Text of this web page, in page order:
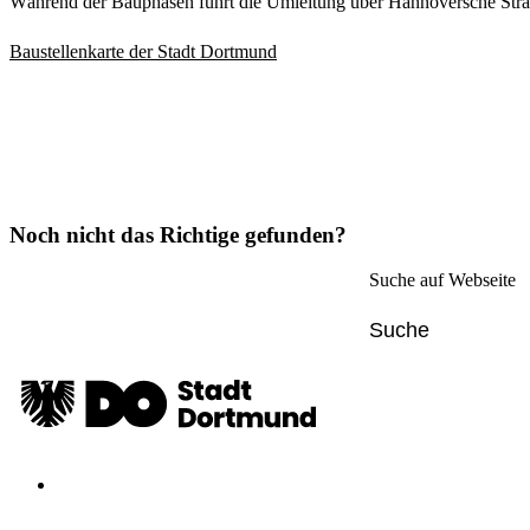
Baustellenkarte der Stadt Dortmund
Noch nicht das Richtige gefunden?
Suche auf Webseite